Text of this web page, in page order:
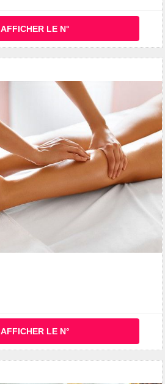
AFFICHER LE N°
AFFICHER LE N°